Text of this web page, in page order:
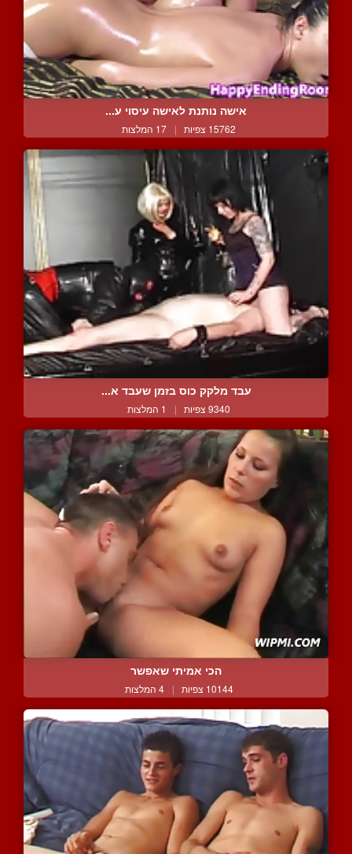
אישה נותנת לאישה עיסוי ע...
15762 צפיות | 17 המלצות
עבד מלקק כוס בזמן שעבד א...
9340 צפיות | 1 המלצות
הכי אמיתי שאפשר
10144 צפיות | 4 המלצות